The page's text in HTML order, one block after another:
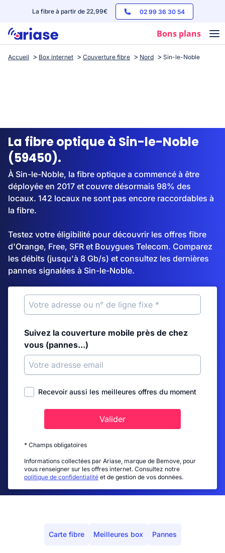
La fibre à partir de 22,99€ 02 99 36 30 54
Bons plans
Box internet
Streaming
Accueil Box internet Couverture fibre Nord Sin-le-Noble
La fibre optique à Sin-le-Noble
(59450).
À Sin-le-Noble, la fibre optique a commencé à être
déployée en 2017 et couvre désormais 98% des
locaux. 142 locaux ne sont pas encore raccordables à
la fibre.
Testez votre éligibilité pour découvrir les offres fibre
d'Orange, Free, SFR et Bouygues Telecom. Comparez
les débits (jusqu'à 8 Gb/s) et consultez les dernières
pannes signalées à Sin-le-Noble.
Suivez la couverture mobile près de chez
vous (pannes...)
Recevoir aussi les meilleures offres du moment
Valider
* Champs obligatoires
Informations collectées par Ariase, marque de Bemove, pour
vous renseigner sur les offres internet. Consultez notre
politique de confidentialité et de gestion de vos données.
Carte fibre Meilleures box Pannes